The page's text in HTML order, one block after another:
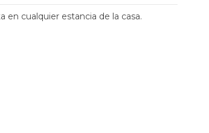
en cualquier estancia de la casa.